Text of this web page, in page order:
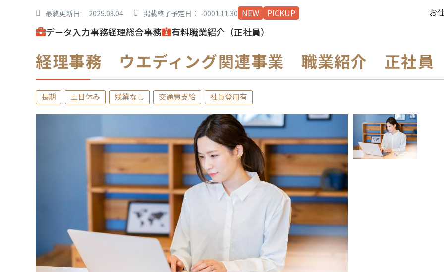
最終更新日: 2025.08.04 掲載終了予定日： -0001.11.30 NEW PICKUP お
データ入力事務経理総合事務 有料職業紹介（正社員）
経理事務 ウエディング関連事業 職業紹介 正社員
長期 土日休み 残業なし 交通費支給 社員登用有